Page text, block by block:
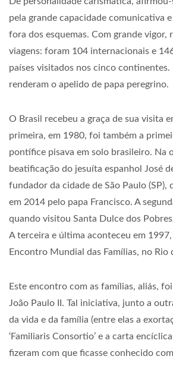
pela grande capacidade comunicativa
fora dos esquemas. Com grande vigor,
viagens: foram 104 internacionais e
países visitados nos cinco continentes.
renderam o apelido de papa peregrino.
O Brasil recebeu a graça de sua visita
primeira, em 1980, foi também a
pontífice pisava em solo brasileiro. Na
beatificação do jesuíta espanhol José
fundador da cidade de São Paulo (SP),
em 2014 pelo papa Francisco. A
quando visitou Santa Dulce dos
A terceira e última aconteceu em
Encontro Mundial das Famílias, no Rio
Este encontro com as famílias, aliás,
João Paulo II. Tal iniciativa, junto a
da vida e da família (entre elas a
‘Familiaris Consortio’ e a carta encíclica
fizeram com que ficasse conhecido